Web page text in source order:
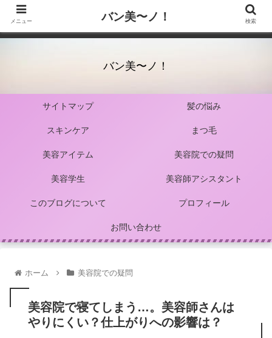
バン美〜ノ！
サイトマップ 髪の悩み
スキンケア まつ毛
美容アイテム 美容院での疑問
美容学生 美容師アシスタント
このブログについて プロフィール
お問い合わせ
ホーム 美容院での疑問
美容院で寝てしまう…。美容師さんは
やりにくい？仕上がりへの影響は？
メニュー バン美〜ノ！ 検索